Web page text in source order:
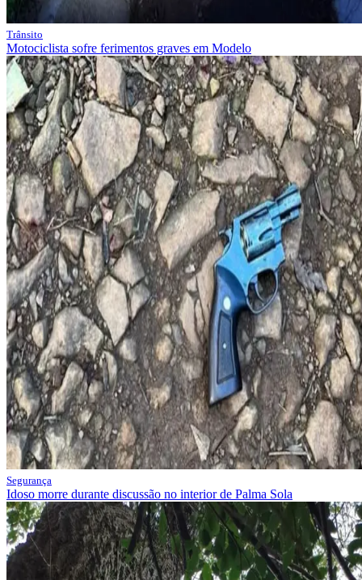
Trânsito
Motociclista sofre ferimentos graves em Modelo
Segurança
Idoso morre durante discussão no interior de Palma Sola